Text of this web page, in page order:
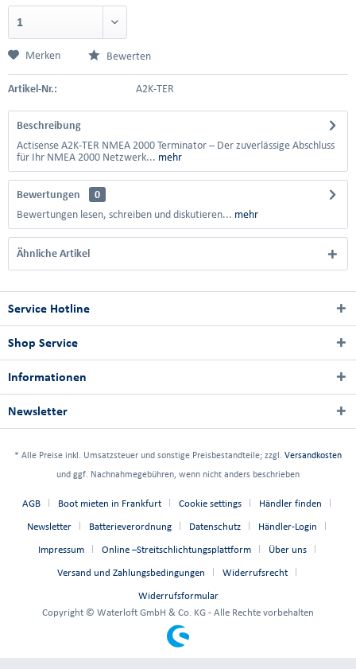
Merken Bewerten
Artikel-Nr.: A2K-TER
Beschreibung
Actisense A2K-TER NMEA 2000 Terminator – Der zuverlässige Abschluss
für Ihr NMEA 2000 Netzwerk... mehr
Bewertungen
0
Bewertungen lesen, schreiben und diskutieren... mehr
Ähnliche Artikel
Service Hotline
Shop Service
Informationen
Newsletter
* Alle Preise inkl. Umsatzsteuer und sonstige Preisbestandteile; zzgl. Versandkosten
und ggf. Nachnahmegebühren, wenn nicht anders beschrieben
AGB Boot mieten in Frankfurt Cookie settings Händler finden
Newsletter Batterieverordnung Datenschutz Händler-Login
Impressum Online –Streitschlichtungsplattform Über uns
Versand und Zahlungsbedingungen Widerrufsrecht
Widerrufsformular
Copyright © Waterloft GmbH & Co. KG - Alle Rechte vorbehalten